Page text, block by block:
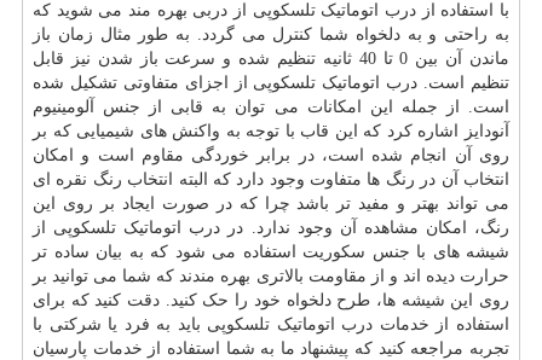
با استفاده از درب اتوماتیک تلسکوپی از دربی بهره مند می شوید که
به راحتی و به دلخواه شما کنترل می گردد. به طور مثال زمان باز
ماندن آن بین 0 تا 40 ثانیه تنظیم شده و سرعت باز شدن نیز قابل
تنظیم است. درب اتوماتیک تلسکوپی از اجزای متفاوتی تشکیل شده
است. از جمله این امکانات می توان به قابی از جنس آلومینیوم
آنودایز اشاره کرد که این قاب با توجه به واکنش های شیمیایی که بر
روی آن انجام شده است، در برابر خوردگی مقاوم است و امکان
انتخاب آن در رنگ ها متفاوت وجود دارد که البته انتخاب رنگ نقره ای
می تواند بهتر و مفید تر باشد چرا که در صورت ایجاد بر روی این
رنگ، امکان مشاهده آن وجود ندارد. در درب اتوماتیک تلسکوپی از
شیشه های با جنس سکوریت استفاده می شود که به بیان ساده تر
حرارت دیده اند و از مقاومت بالاتری بهره مندند که شما می توانید بر
روی این شیشه ها، طرح دلخواه خود را حک کنید. دقت کنید که برای
استفاده از خدمات درب اتوماتیک تلسکوپی باید به فرد یا شرکتی با
تجربه مراجعه کنید که پیشنهاد ما به شما استفاده از خدمات پارسیان